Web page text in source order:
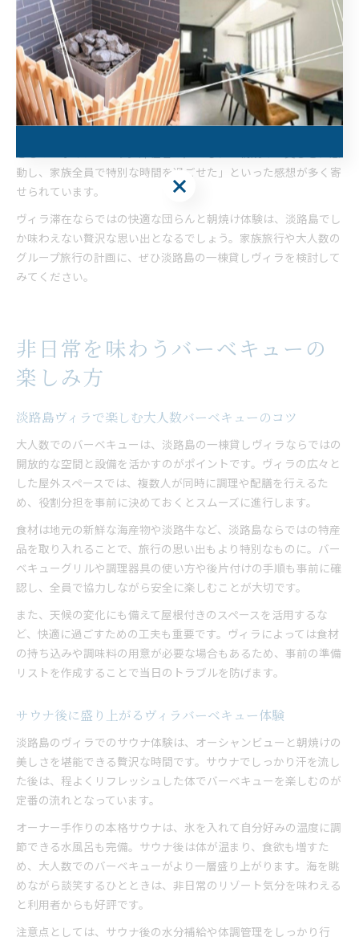
が大きな魅力です。広々としたリビングやダイニングで家族や友
人とゆったり過ごしながら、窓の外に広がる海と朝焼けの景色を
楽しめます。特に朝は空がピンク色に染まり、感動的なひととき
を味わえます。
朝焼けを眺めた後は、サウナで体を温めて一日を気持ちよくスタ
ートするのもおすすめです。ヴィラならではのプライベート空間
動し、家族全員で特別な時間を過ごせた」といった感想が多く寄
せられています。
ヴィラ滞在ならではの快適な団らんと朝焼け体験は、淡路島でし
か味わえない贅沢な思い出となるでしょう。家族旅行や大人数の
グループ旅行の計画に、ぜひ淡路島の一棟貸しヴィラを検討して
みてください。
非日常を味わうバーベキューの
楽しみ方
淡路島ヴィラで楽しむ大人数バーベキューのコツ
大人数でのバーベキューは、淡路島の一棟貸しヴィラならではの
開放的な空間と設備を活かすのがポイントです。ヴィラの広々と
した屋外スペースでは、複数人が同時に調理や配膳を行えるた
め、役割分担を事前に決めておくとスムーズに進行します。
食材は地元の新鮮な海産物や淡路牛など、淡路島ならではの特産
品を取り入れることで、旅行の思い出もより特別なものに。バー
ベキューグリルや調理器具の使い方や後片付けの手順も事前に確
認し、全員で協力しながら安全に楽しむことが大切です。
また、天候の変化にも備えて屋根付きのスペースを活用するな
ど、快適に過ごすための工夫も重要です。ヴィラによっては食材
の持ち込みや調味料の用意が必要な場合もあるため、事前の準備
リストを作成することで当日のトラブルを防げます。
サウナ後に盛り上がるヴィラバーベキュー体験
淡路島のヴィラでのサウナ体験は、オーシャンビューと朝焼けの
美しさを堪能できる贅沢な時間です。サウナでしっかり汗を流し
た後は、程よくリフレッシュした体でバーベキューを楽しむのが
定番の流れとなっています。
オーナー手作りの本格サウナは、氷を入れて自分好みの温度に調
節できる水風呂も完備。サウナ後は体が温まり、食欲も増すた
め、大人数でのバーベキューがより一層盛り上がります。海を眺
めながら談笑するひとときは、非日常のリゾート気分を味わえる
と利用者からも好評です。
注意点としては、サウナ後の水分補給や体調管理をしっかり行